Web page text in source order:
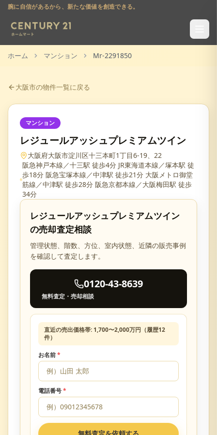
腕に自信があるから、新たな価値を創造できる。
ホーム マンション Mr-2291850
大阪市の物件一覧に戻る
マンション
レジュールアッシュプレミアムツイン
大阪府大阪市淀川区十三本町1丁目6-19、22
阪急神戸本線／十三駅 徒歩4分 JR東海道本線／塚本駅 徒
歩18分 阪急宝塚本線／中津駅 徒歩21分 大阪メトロ御堂
筋線／中津駅 徒歩28分 阪急京都本線／大阪梅田駅 徒歩
34分
レジュールアッシュプレミアムツイン
の売却査定相談
管理状態、階数、方位、室内状態、近隣の販売事例
を確認して査定します。
0120-43-8639
無料査定・売却相談
直近の売出価格帯: 1,700〜2,000万円（履歴12
件）
お名前*
電話番号*